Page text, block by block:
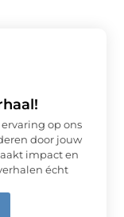
op ons
door jouw
impact en
écht